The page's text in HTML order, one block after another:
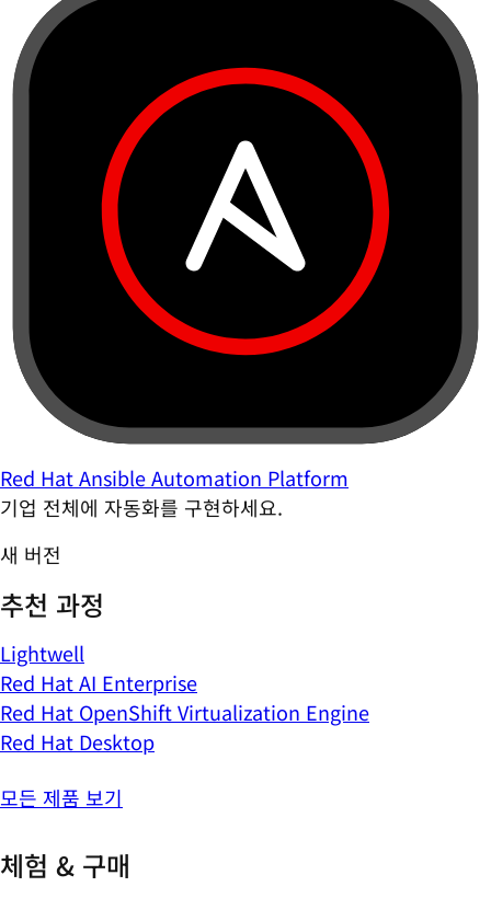
Red Hat Ansible Automation Platform
기업 전체에 자동화를 구현하세요.
새 버전
추천 과정
Lightwell
Red Hat AI Enterprise
Red Hat OpenShift Virtualization Engine
Red Hat Desktop
모든 제품 보기
체험 & 구매